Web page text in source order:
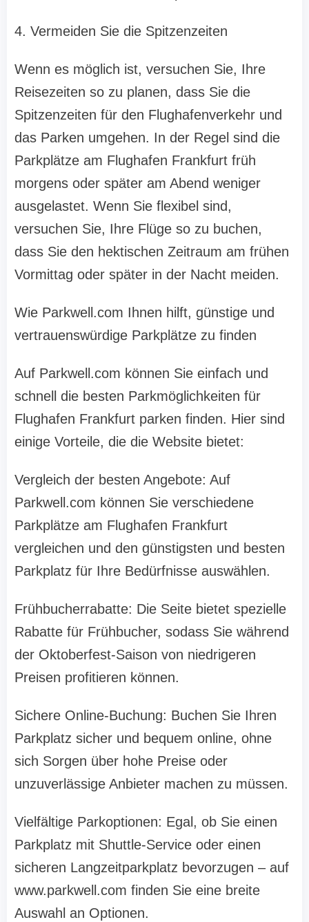
4. Vermeiden Sie die Spitzenzeiten
Wenn es möglich ist, versuchen Sie, Ihre
Reisezeiten so zu planen, dass Sie die
Spitzenzeiten für den Flughafenverkehr und
das Parken umgehen. In der Regel sind die
Parkplätze am Flughafen Frankfurt früh
morgens oder später am Abend weniger
ausgelastet. Wenn Sie flexibel sind,
versuchen Sie, Ihre Flüge so zu buchen,
dass Sie den hektischen Zeitraum am frühen
Vormittag oder später in der Nacht meiden.
Wie Parkwell.com Ihnen hilft, günstige und
vertrauenswürdige Parkplätze zu finden
Auf Parkwell.com können Sie einfach und
schnell die besten Parkmöglichkeiten für
Flughafen Frankfurt parken finden. Hier sind
einige Vorteile, die die Website bietet:
Vergleich der besten Angebote: Auf
Parkwell.com können Sie verschiedene
Parkplätze am Flughafen Frankfurt
vergleichen und den günstigsten und besten
Parkplatz für Ihre Bedürfnisse auswählen.
Frühbucherrabatte: Die Seite bietet spezielle
Rabatte für Frühbucher, sodass Sie während
der Oktoberfest-Saison von niedrigeren
Preisen profitieren können.
Sichere Online-Buchung: Buchen Sie Ihren
Parkplatz sicher und bequem online, ohne
sich Sorgen über hohe Preise oder
unzuverlässige Anbieter machen zu müssen.
Vielfältige Parkoptionen: Egal, ob Sie einen
Parkplatz mit Shuttle-Service oder einen
sicheren Langzeitparkplatz bevorzugen – auf
www.parkwell.com finden Sie eine breite
Auswahl an Optionen.